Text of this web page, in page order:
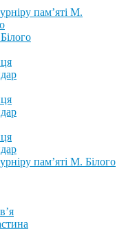
пам’яті М.
пам’яті М. Білого